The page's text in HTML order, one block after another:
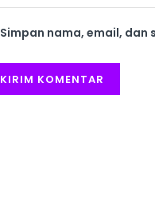
Simpan nama, email,